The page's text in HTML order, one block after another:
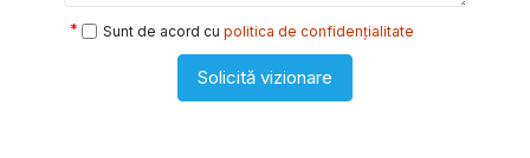
Sunt de acord cu politica de confidențialitate
Solicită vizionare